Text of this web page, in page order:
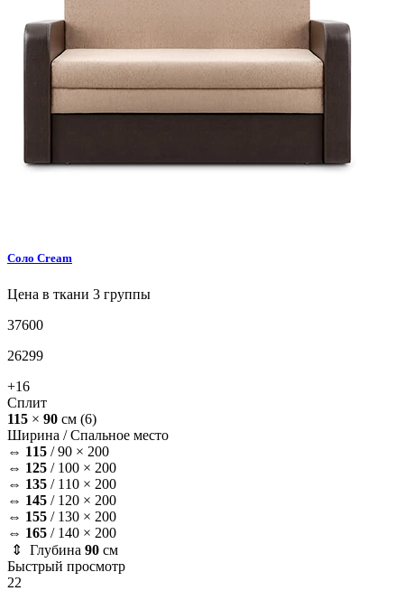
Соло Cream
Цена в ткани 3 группы
37600
26299
+16
Сплит
115 × 90 см (6)
Ширина /Спальное место
⇔ 115 /90 × 200
⇔ 125 / 100 × 200
⇔ 135 / 110 × 200
⇔ 145 / 120 × 200
⇔ 155 / 130 × 200
⇔ 165 / 140 × 200
⇕ Глубина 90 см
Быстрый просмотр
22